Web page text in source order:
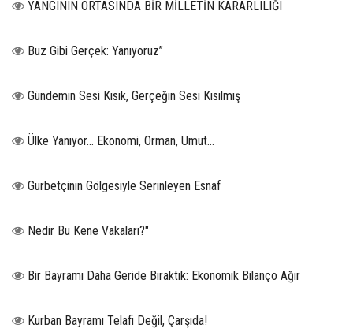
YANGININ ORTASINDA BİR MİLLETİN KARARLILIĞI
Buz Gibi Gerçek: Yanıyoruz”
Gündemin Sesi Kısık, Gerçeğin Sesi Kısılmış
Ülke Yanıyor… Ekonomi, Orman, Umut…
Gurbetçinin Gölgesiyle Serinleyen Esnaf
Nedir Bu Kene Vakaları?"
Bir Bayramı Daha Geride Bıraktık: Ekonomik Bilanço Ağır
Kurban Bayramı Telafi Değil, Çarşıda!